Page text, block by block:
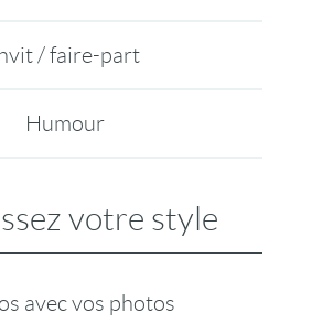
/ faire-part
Humour
votre style
avec vos photos